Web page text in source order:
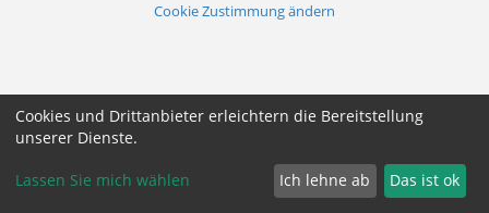
Cookie Zustimmung ändern
Cookies und Drittanbieter erleichtern die Bereitstellung
unserer Dienste.
Lassen Sie mich wählen Ich lehne ab Das ist ok